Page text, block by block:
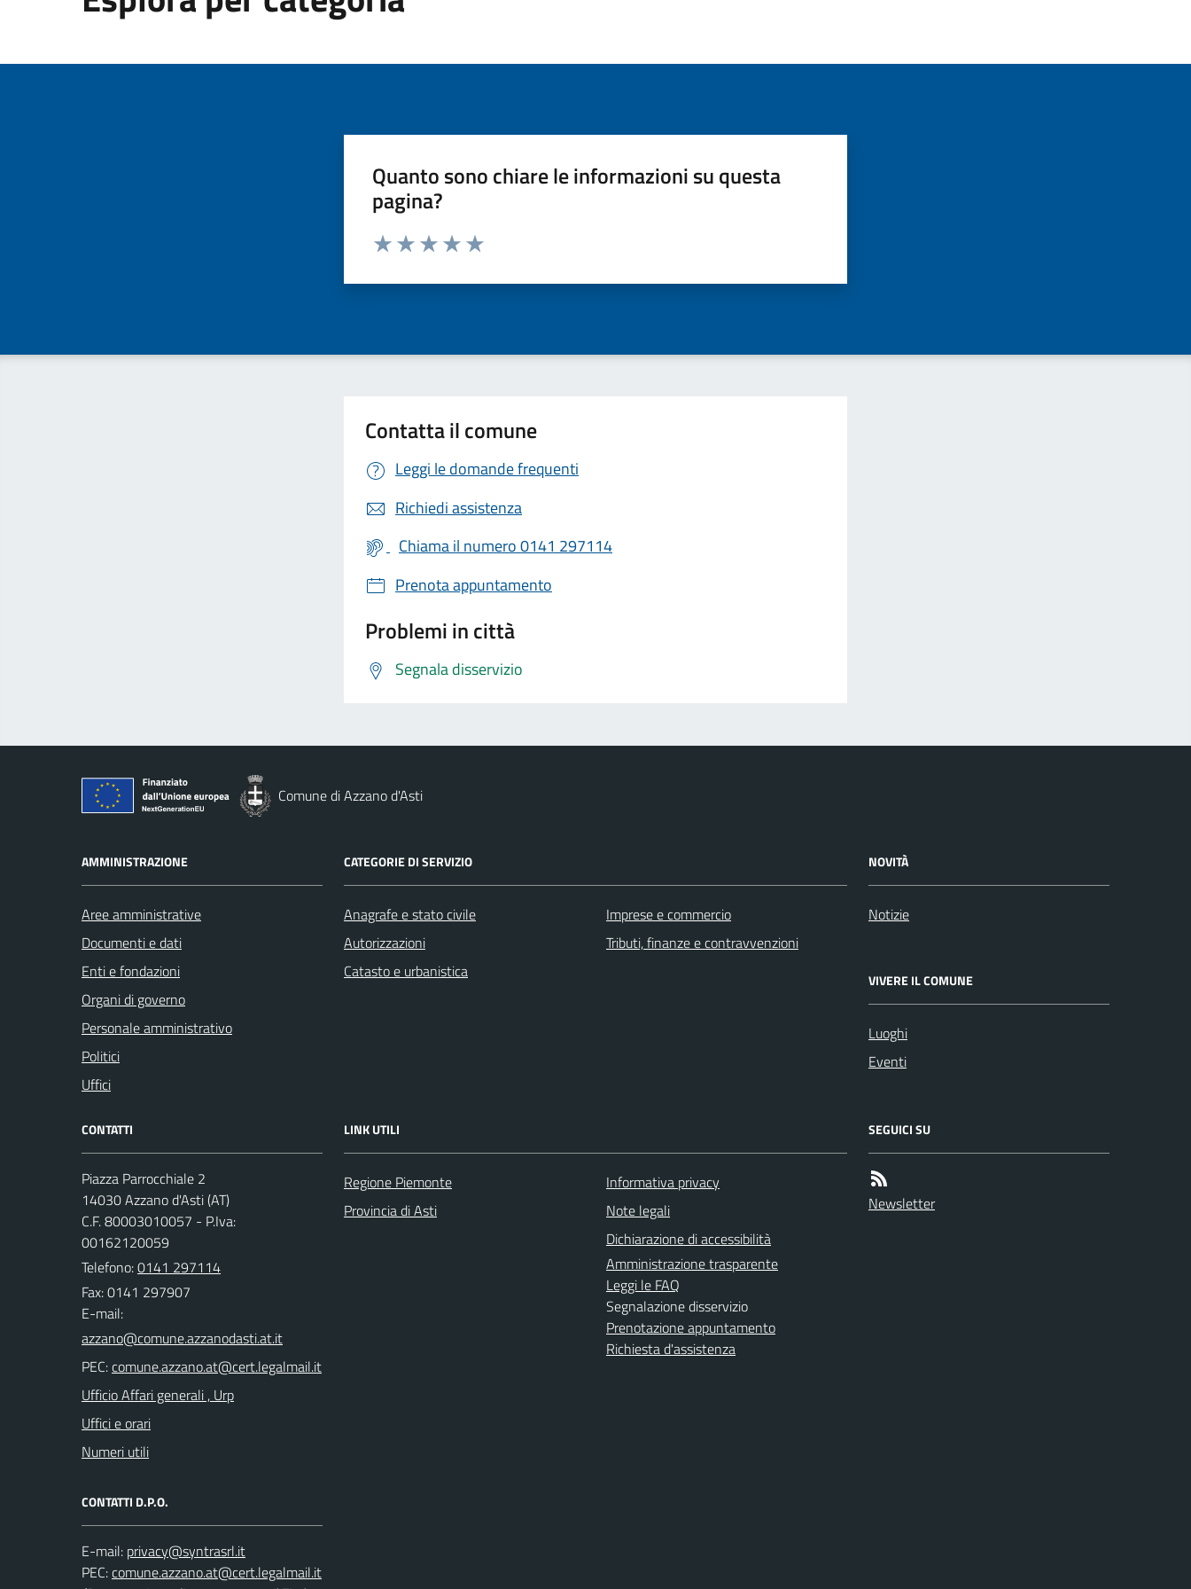
Quanto sono chiare le informazioni su questa
pagina?
Valuta da 1 a 5 stelle la pagina
Contatta il comune
Leggi le domande frequenti
Richiedi assistenza
Chiama il numero 0141 297114
Prenota appuntamento
Problemi in città
Segnala disservizio
Comune di Azzano d'Asti
AMMINISTRAZIONE
Aree amministrative
Documenti e dati
Enti e fondazioni
Organi di governo
Personale amministrativo
Politici
Uffici
CATEGORIE DI SERVIZIO
Anagrafe e stato civile
Autorizzazioni
Catasto e urbanistica
Imprese e commercio
Tributi, finanze e contravvenzioni
NOVITÀ
Notizie
VIVERE IL COMUNE
Luoghi
Eventi
CONTATTI
Piazza Parrocchiale 2
14030 Azzano d'Asti (AT)
C.F. 80003010057 - P.Iva:
00162120059
Telefono:0141 297114
Fax: 0141 297907
E-mail:
PEC:
Ufficio Affari generali , Urp
Uffici e orari
Numeri utili
CONTATTI D.P.O.
E-mail:
PEC:
LINK UTILI
Regione Piemonte
Provincia di Asti
Informativa privacy
Note legali
Dichiarazione di accessibilità
Amministrazione trasparente
Leggi le FAQ
Segnalazione disservizio
Prenotazione appuntamento
Richiesta d'assistenza
SEGUICI SU
Newsletter